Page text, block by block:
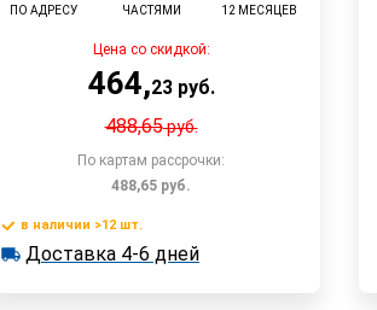
ПО АДРЕСУ
ЧАСТЯМИ
12 МЕСЯЦЕВ
Цена со скидкой:
464,23руб.
488,65руб.
По картам рассрочки:
488,65 руб.
В корзину
в наличии >12 шт.
в наличии >12 шт.
Доставка 4-6 дней